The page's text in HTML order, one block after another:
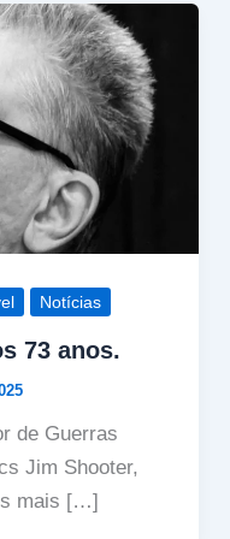
Notícias
73 anos.
de Guerras
Jim Shooter,
mais […]